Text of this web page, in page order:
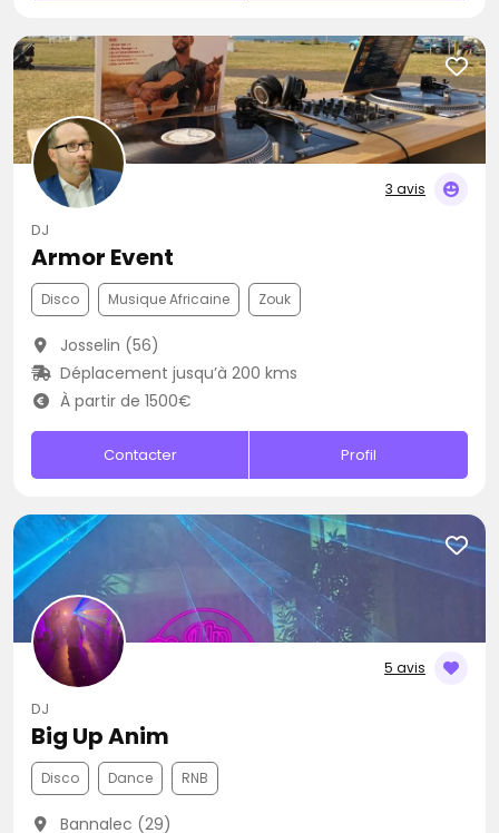
3 avis
DJ
Armor Event
Disco Musique Africaine Zouk
Josselin (56)
Déplacement jusqu’à 200 kms
À partir de 1500€
Contacter Profil
5 avis
DJ
Big Up Anim
Disco Dance RNB
Bannalec (29)